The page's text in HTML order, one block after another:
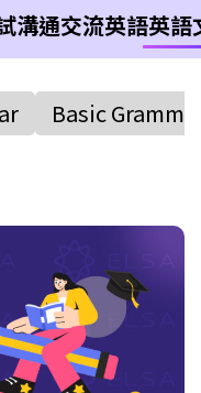
溝通交流英語英語
Basic